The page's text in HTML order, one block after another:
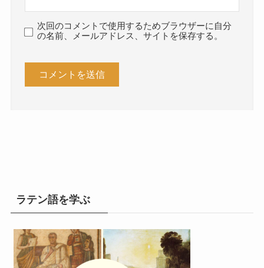
次回のコメントで使用するためブラウザーに自分
の名前、メールアドレス、サイトを保存する。
ラテン語を学ぶ